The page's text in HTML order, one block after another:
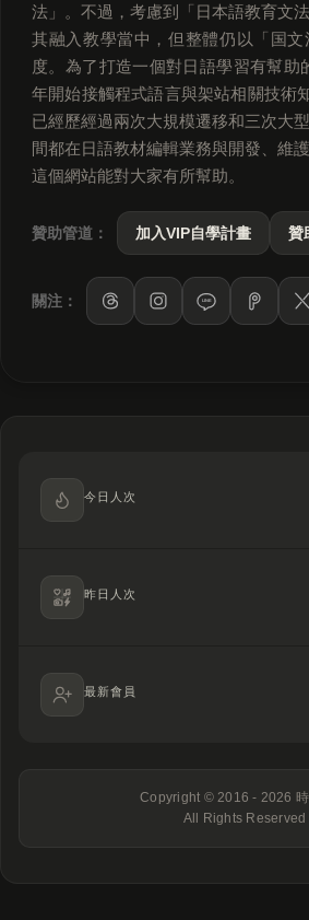
法」。不過，考慮到「日本語教育文
其融入教學當中，但整體仍以「国
度。為了打造一個對日語學習有幫助
年開始接觸程式語言與架站相關技術
已經歷經過兩次大規模遷移和三次大
間都在日語教材編輯業務與開發、維
這個網站能對大家有所幫助。
贊助管道： 加入VIP自學計畫 贊
關注： LINE
今日人次
昨日人次
最新會員
Copyright © 2016 - 2026
All Rights Reserved